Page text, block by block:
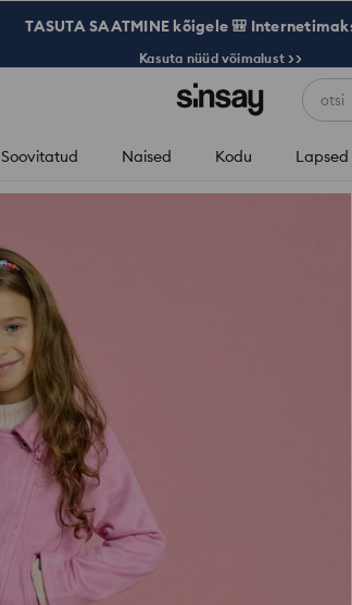
TASUTA SAATMINE kõigele 🎒
Kasuta nüüd võimalust >>
otsi
Soovitatud Naised Kodu Lapsed